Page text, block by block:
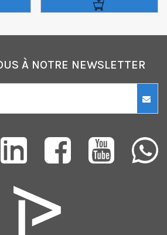
À NOTRE NEWSLETTER